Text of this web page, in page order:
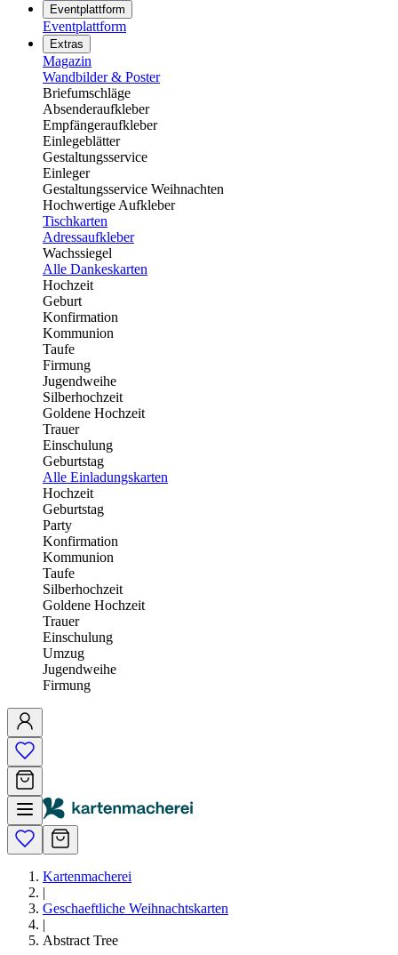
Eventplattform
Eventplattform
Extras
Magazin
Wandbilder & Poster
Briefumschläge
Absenderaufkleber
Empfängeraufkleber
Einlegeblätter
Gestaltungsservice
Einleger
Gestaltungsservice Weihnachten
Hochwertige Aufkleber
Tischkarten
Adressaufkleber
Wachssiegel
Alle Dankeskarten
Hochzeit
Geburt
Konfirmation
Kommunion
Taufe
Firmung
Jugendweihe
Silberhochzeit
Goldene Hochzeit
Trauer
Einschulung
Geburtstag
Alle Einladungskarten
Hochzeit
Geburtstag
Party
Konfirmation
Kommunion
Taufe
Silberhochzeit
Goldene Hochzeit
Trauer
Einschulung
Umzug
Jugendweihe
Firmung
Kartenmacherei
|
Geschaeftliche Weihnachtskarten
|
Abstract Tree